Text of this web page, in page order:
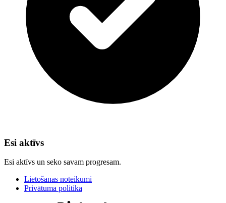
Esi aktīvs
Esi aktīvs un seko savam progresam.
Lietošanas noteikumi
Privātuma politika